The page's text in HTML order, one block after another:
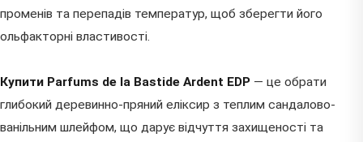
променів та перепадів температур, щоб зберегти його
ольфакторні властивості.
Купити Parfums de la Bastide Ardent EDP — це обрати
глибокий деревинно-пряний еліксир з теплим сандалово-
ванільним шлейфом, що дарує відчуття захищеності та